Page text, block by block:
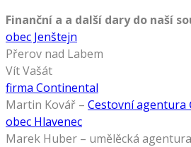
Finanční a a další dary do naší
obec Jenštejn
Přerov nad Labem
Vít Vašát
firma Continental
Martin Kovář – Cestovní agentura
obec Hlavenec
Marek Huber – umělěcká agentura